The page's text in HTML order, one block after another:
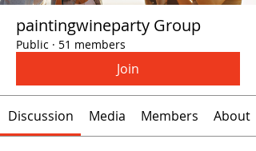
paintingwineparty Group
Public · 51 members
Join
Discussion Media Members About